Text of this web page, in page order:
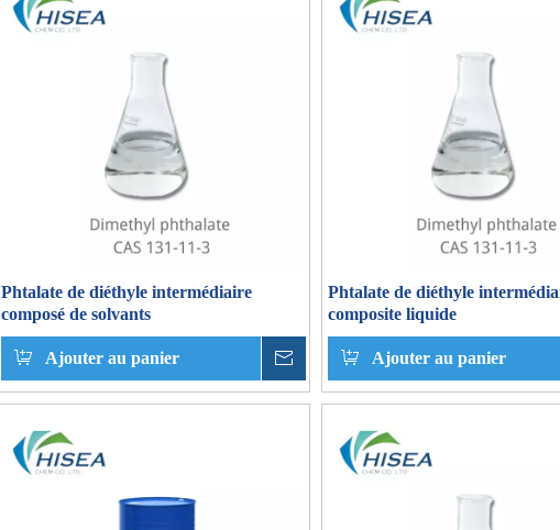
Phtalate de diéthyle intermédiaire
composé de solvants
Ajouter au panier enquête
Phtalate de diéthyle
composite liquide
Ajouter au panier